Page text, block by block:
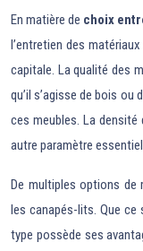
En matière de choix
l’entretien des
capitale. La qualité des
qu’il s’agisse de bois ou
ces meubles. La
autre paramètre
De multiples options
les canapés-lits. Que
type possède ses